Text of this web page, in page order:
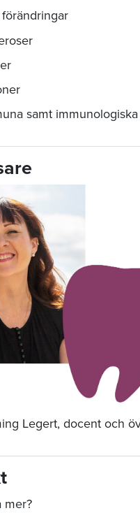
förändringar
samt
Legert, docent och
mer?